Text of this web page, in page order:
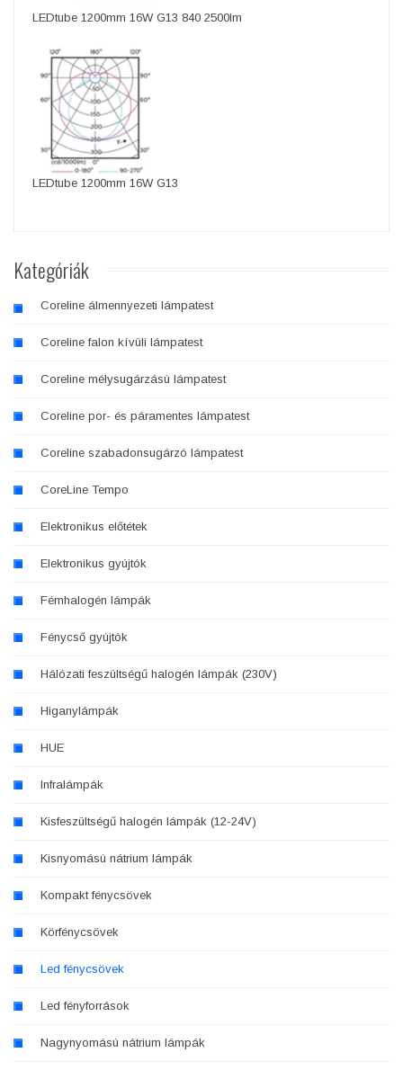
LEDtube 1200mm 16W G13 840 2500lm
LEDtube 1200mm 16W G13
Kategóriák
Coreline álmennyezeti lámpatest
Coreline falon kívüli lámpatest
Coreline mélysugárzású lámpatest
Coreline por- és páramentes lámpatest
Coreline szabadonsugárzó lámpatest
CoreLine Tempo
Elektronikus előtétek
Elektronikus gyújtók
Fémhalogén lámpák
Fénycső gyújtók
Hálózati feszültségű halogén lámpák (230V)
Higanylámpák
HUE
Infralámpák
Kisfeszültségű halogén lámpák (12-24V)
Kisnyomású nátrium lámpák
Kompakt fénycsövek
Körfénycsövek
Led fénycsövek
Led fényforrások
Nagynyomású nátrium lámpák